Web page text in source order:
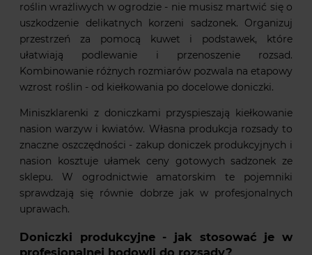
roślin wrażliwych w ogrodzie - nie musisz martwić się o
uszkodzenie delikatnych korzeni sadzonek. Organizuj
przestrzeń za pomocą kuwet i podstawek, które
ułatwiają podlewanie i przenoszenie rozsad.
Kombinowanie różnych rozmiarów pozwala na etapowy
wzrost roślin - od kiełkowania po docelowe doniczki.
Miniszklarenki z doniczkami przyspieszają kiełkowanie
nasion warzyw i kwiatów. Własna produkcja rozsady to
znaczne oszczędności - zakup doniczek produkcyjnych i
nasion kosztuje ułamek ceny gotowych sadzonek ze
sklepu. W ogrodnictwie amatorskim te pojemniki
sprawdzają się równie dobrze jak w profesjonalnych
uprawach.
Doniczki produkcyjne - jak stosować je w
profesjonalnej hodowli do rozsady?